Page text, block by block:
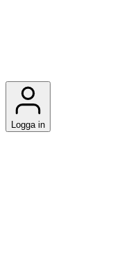
Logga in